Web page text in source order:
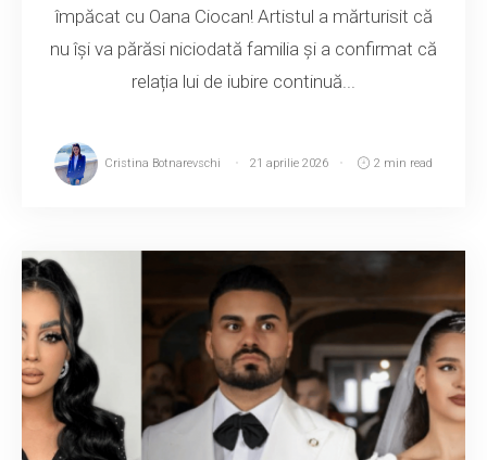
împăcat cu Oana Ciocan! Artistul a mărturisit că
nu își va părăsi niciodată familia și a confirmat că
relația lui de iubire continuă...
Cristina Botnarevschi 21 aprilie 2026 2 min read